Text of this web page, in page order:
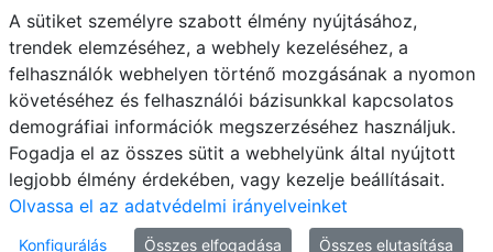
E-mail Telefonkönyv NEPTUN E-learning
A sütiket személyre szabott élmény nyújtásához,
trendek elemzéséhez, a webhely kezeléséhez, a
felhasználók webhelyen történő mozgásának a nyomon
követéséhez és felhasználói bázisunkkal kapcsolatos
demográfiai információk megszerzéséhez használjuk.
Fogadja el az összes sütit a webhelyünk által nyújtott
legjobb élmény érdekében, vagy kezelje beállításait.
Olvassa el az adatvédelmi irányelveinket
Konfigurálás Összes elfogadása Összes elutasítása